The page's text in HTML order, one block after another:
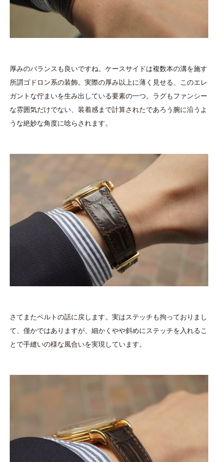
厚みのバランスも良いですね。ケースサイドは複数本の溝を施す
所謂ゴドロン系の装飾。実際の厚み以上に薄く見せる、このエレ
ガントな佇まいを生み出している要素の一つ。ラグもファンシー
な雰囲気だけでない、装着感まで計算されたであろう腕に沿うよ
うな絶妙な角度に唸らされます。
さてまたベルトの話に戻します。実はステッチも拘っておりまし
て、僅かではありますが、細かくやや斜めにステッチを入れるこ
とで手縫いの様な風合いを実現しています。